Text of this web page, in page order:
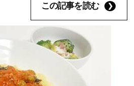
この記事を読む